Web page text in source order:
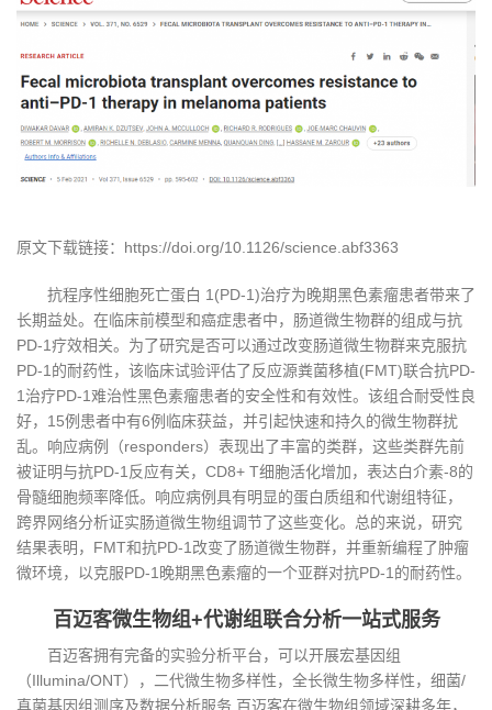
原文下载链接：https://doi.org/10.1126/science.abf3363
抗程序性细胞死亡蛋白 1(PD-1)治疗为晚期黑色素瘤患者带来了
长期益处。在临床前模型和癌症患者中，肠道微生物群的组成与抗
PD-1疗效相关。为了研究是否可以通过改变肠道微生物群来克服抗
PD-1的耐药性，该临床试验评估了反应源粪菌移植(FMT)联合抗PD-
1治疗PD-1难治性黑色素瘤患者的安全性和有效性。该组合耐受性良
好，15例患者中有6例临床获益，并引起快速和持久的微生物群扰
乱。响应病例（responders）表现出了丰富的类群，这些类群先前
被证明与抗PD-1反应有关，CD8+ T细胞活化增加，表达白介素-8的
骨髓细胞频率降低。响应病例具有明显的蛋白质组和代谢组特征，
跨界网络分析证实肠道微生物组调节了这些变化。总的来说，研究
结果表明，FMT和抗PD-1改变了肠道微生物群，并重新编程了肿瘤
微环境，以克服PD-1晚期黑色素瘤的一个亚群对抗PD-1的耐药性。
百迈客微生物组+代谢组联合分析一站式服务
百迈客拥有完备的实验分析平台，可以开展宏基因组
（Illumina/ONT），二代微生物多样性，全长微生物多样性，细菌/
真菌基因组测序及数据分析服务,百迈客在微生物组领域深耕多年，